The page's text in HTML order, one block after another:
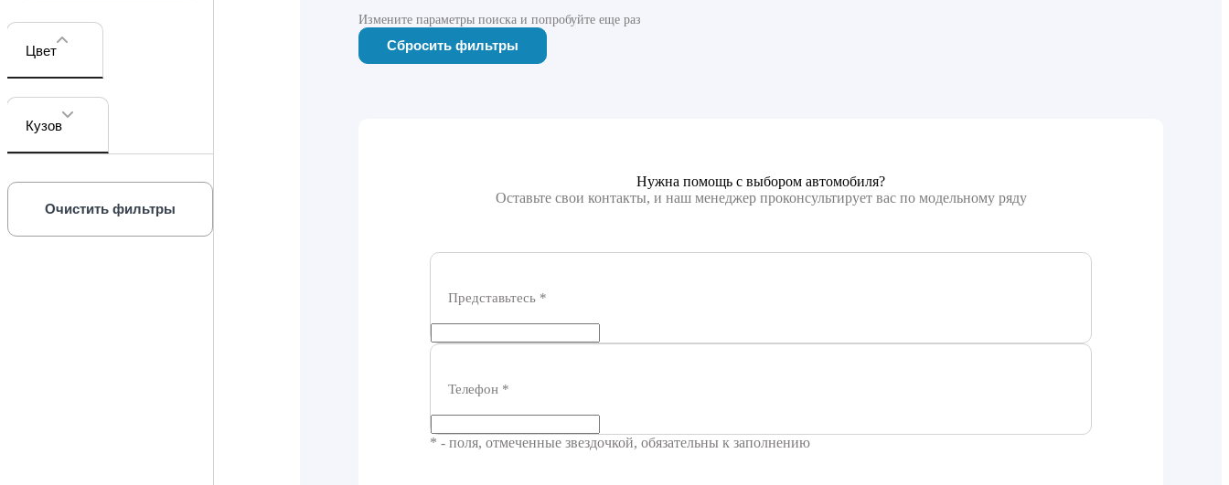
Цвет
Кузов
Очистить фильтры
Измените параметры поиска и попробуйте еще раз
Сбросить фильтры
Нужна помощь с выбором автомобиля?
Оставьте свои контакты, и наш менеджер проконсультирует вас по модельному ряду
Представьтесь *
Телефон *
* - поля, отмеченные звездочкой, обязательны к заполнению